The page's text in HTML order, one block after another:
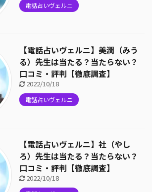
電話占いヴェルニ
【電話占いヴェルニ】美潤（みう
る）先生は当たる？当たらない？
口コミ・評判【徹底調査】
2022/10/18
電話占いヴェルニ
【電話占いヴェルニ】社（やし
ろ）先生は当たる？当たらない？
口コミ・評判【徹底調査】
2022/10/18